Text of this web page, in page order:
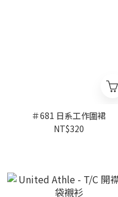
＃681 日系工作圍裙
NT$320